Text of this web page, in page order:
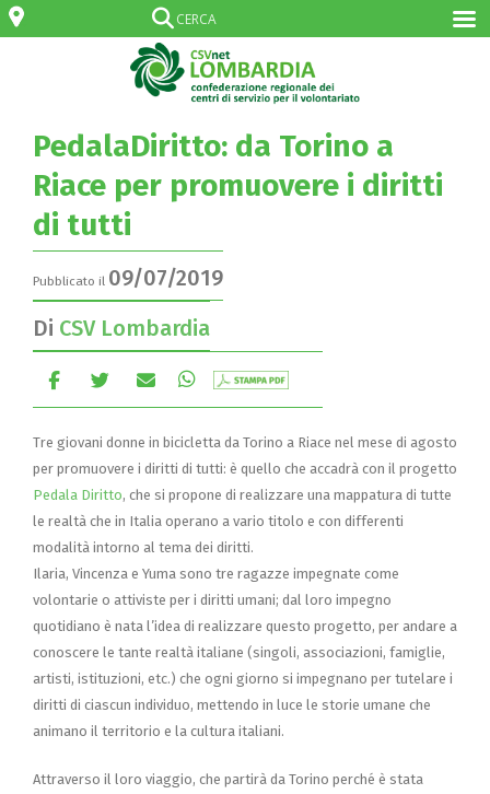
PedalaDiritto: da Torino a
Riace per promuovere i diritti
di tutti
Pubblicato il 09/07/2019
Di CSV Lombardia
Tre giovani donne in bicicletta da Torino a Riace nel mese di agosto
per promuovere i diritti di tutti: è quello che accadrà con il progetto
Pedala Diritto, che si propone di realizzare una mappatura di tutte
le realtà che in Italia operano a vario titolo e con differenti
modalità intorno al tema dei diritti.
Ilaria, Vincenza e Yuma sono tre ragazze impegnate come
volontarie o attiviste per i diritti umani; dal loro impegno
quotidiano è nata l’idea di realizzare questo progetto, per andare a
conoscere le tante realtà italiane (singoli, associazioni, famiglie,
artisti, istituzioni, etc.) che ogni giorno si impegnano per tutelare i
diritti di ciascun individuo, mettendo in luce le storie umane che
animano il territorio e la cultura italiani.
Attraverso il loro viaggio, che partirà da Torino perché è stata